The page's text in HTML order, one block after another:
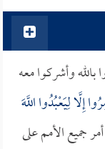
وأشركوا معه
إِلَّا لِيَعْبُدُوا اللَّهَ
أمر جميع الأمم على